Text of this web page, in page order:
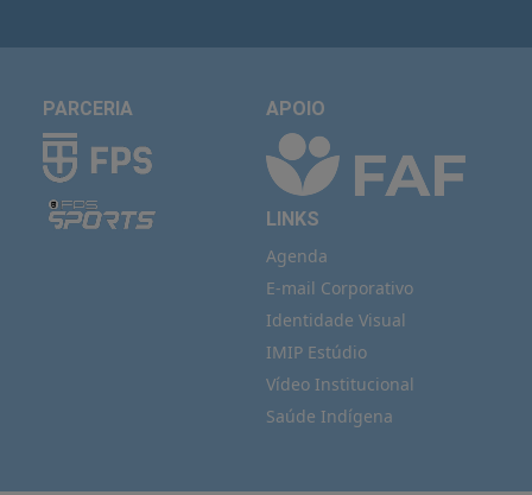
PARCERIA APOIO
LINKS
Agenda
E-mail Corporativo
Identidade Visual
IMIP Estúdio
Vídeo Institucional
Saúde Indígena